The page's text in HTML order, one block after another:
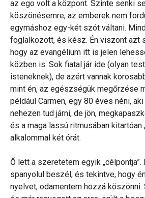
az ego volt a központ. Szinte senki
köszönésemre, az emberek nem
egymáshoz egy-két szót váltani.
foglalkozott, és kész. Én viszont azt
hogy az evangélium itt is jelen
közben is. Sok fiatal jár ide (olyan
isteneknek), de azért vannak
mint én, az egészségük megőrzése
például Carmen, egy 80 éves néni,
nehezen tud járni, de jön,
és a maga lassú ritmusában kitartóan
alkalommal két órát.
Ő lett a szeretetem egyik
spanyolul beszél, és tekintve, hogy
nyelvet, odamentem hozzá